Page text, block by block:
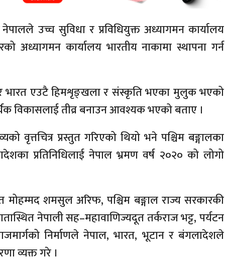
उच्च सुविधा र प्रविधियुक्त अध्यागमन कार्यालय
अध्यागमन कार्यालय भारतीय नाकामा स्थापना गर्न
र भारत एउटै हिमशृङ्खला र संस्कृति भएका मुलुक भएको
विकासलाई तीव्र बनाउन आवश्यक भएको बताए ।
वृत्तचित्र प्रस्तुत गरिएको थियो भने पश्चिम बङ्गालका
प्रतिनिधिलाई नेपाल भ्रमण वर्ष २०२० को लोगो
शमसुल अरिफ, पश्चिम बङ्गाल राज्य सरकारकी
नेपाली सह–महावाणिज्यदूत तर्कराज भट्ट, पर्यटन
निर्माणले नेपाल, भारत, भूटान र बंगलादेशले
व्यक्त गरे ।